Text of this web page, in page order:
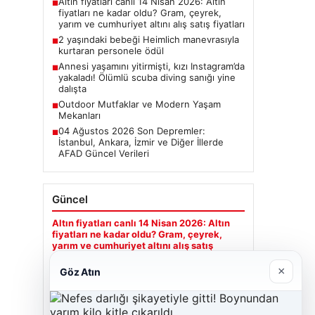
■
fiyatları ne kadar oldu? Gram, çeyrek,
yarım ve cumhuriyet altını alış satış fiyatları
■2 yaşındaki bebeği Heimlich manevrasıyla
kurtaran personele ödül
■Annesi yaşamını yitirmişti, kızı Instagram’da
yakaladı! Ölümlü scuba diving sanığı yine
dalışta
■Outdoor Mutfaklar ve Modern Yaşam
Mekanları
■04 Ağustos 2026 Son Depremler:
İstanbul, Ankara, İzmir ve Diğer İllerde
AFAD Güncel Verileri
Güncel
Altın fiyatları canlı 14 Nisan 2026: Altın
fiyatları ne kadar oldu? Gram, çeyrek,
yarım ve cumhuriyet altını alış satış
Göz Atın ×